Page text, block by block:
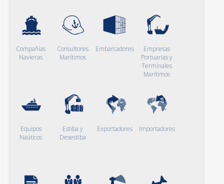
Compañías
Navieras
Consultores
Marítimos
Embarcadores
Empresas
Portuarias y
Terminales
Marítimos
Equipos
Naúticos
Estiba y
Desestiba
Exportadores Importadores